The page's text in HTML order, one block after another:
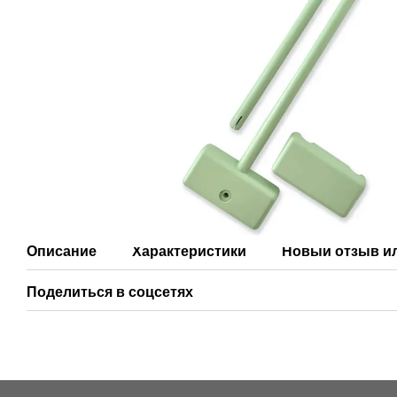
Описание Характеристики Новый отзыв
Поделиться в соцсетях